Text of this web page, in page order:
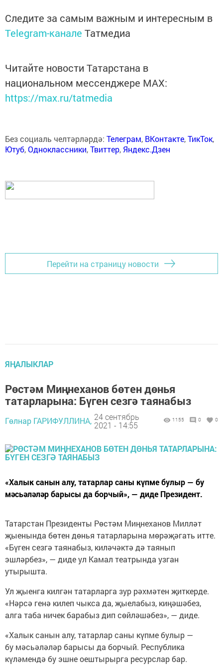
Следите за самым важным и интересным в
Telegram-канале Татмедиа
Читайте новости Татарстана в
национальном мессенджере MАХ:
https://max.ru/tatmedia
Без социаль челтәрләрдә: Телеграм, ВКонтакте,ТикТок,
Ютуб,Одноклассники,Твиттер, Яндекс.Дзен
Перейти на страницу новости
ЯҢАЛЫКЛАР
Рөстәм Миңнеханов бөтен дөнья
татарларына: Бүген сезгә таянабыз
Гөлнар ГАРИФУЛЛИНА, 24 сентябрь
2021 - 14:55
1155 0 0
«Халык санын алу, татарлар саны күпме булыр — бу
мәсьәләләр барысы да борчый», — диде Президент.
Татарстан Президенты Рөстәм Миңнеханов Милләт
җыенында бөтен дөнья татарларына мөрәҗәгать итте.
«Бүген сезгә таянабыз, киләчәктә дә таянып
эшләрбез», — диде ул Камал театрында узган
утырышта.
Ул җыенга килгән татарларга зур рәхмәтен җиткерде.
«Нәрсә генә килеп чыкса да, җыелабыз, киңәшәбез,
алга таба ничек барабыз дип сөйләшәбез», — диде.
«Халык санын алу, татарлар саны күпме булыр —
бу мәсьәләләр барысы да борчый. Республика
күләмендә бу эшне оештырырга ресурслар бар.